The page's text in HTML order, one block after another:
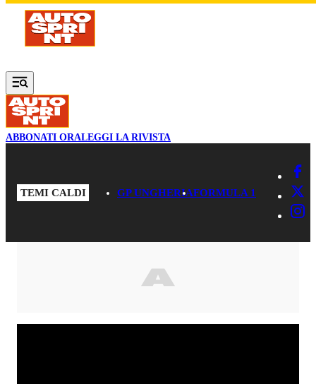
Vai al contenuto principale
ABBONATI ORALEGGI LA RIVISTA
TEMI CALDI GP UNGHERIAFORMULA 1